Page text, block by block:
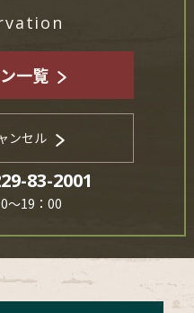
一覧
ンセル
83-2001
～19：00